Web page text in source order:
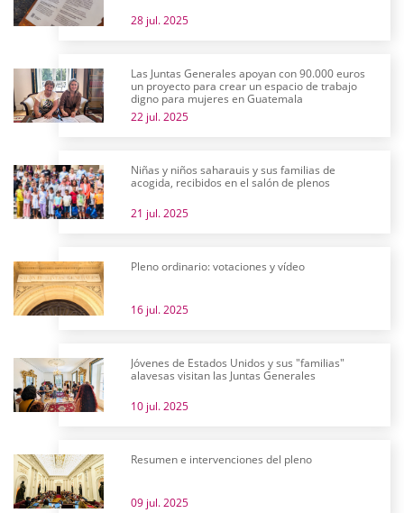
28 jul. 2025
Las Juntas Generales apoyan con 90.000 euros
un proyecto para crear un espacio de trabajo
digno para mujeres en Guatemala
22 jul. 2025
Niñas y niños saharauis y sus familias de
acogida, recibidos en el salón de plenos
21 jul. 2025
Pleno ordinario: votaciones y vídeo
16 jul. 2025
Jóvenes de Estados Unidos y sus "familias"
alavesas visitan las Juntas Generales
10 jul. 2025
Resumen e intervenciones del pleno
09 jul. 2025